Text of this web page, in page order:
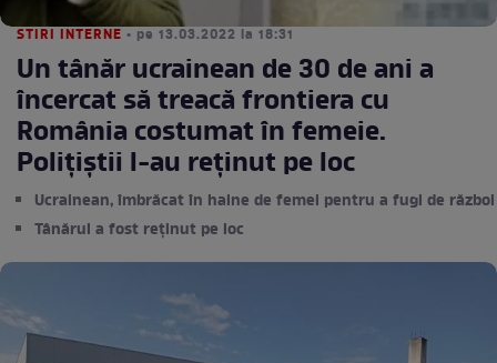
STIRI INTERNE • pe 13.03.2022 la 18:31
Un tânăr ucrainean de 30 de ani a
încercat să treacă frontiera cu
România costumat în femeie.
Polițiștii l-au reținut pe loc
Ucrainean, îmbrăcat în haine de femei pentru a fugi de război
Tânărul a fost reținut pe loc